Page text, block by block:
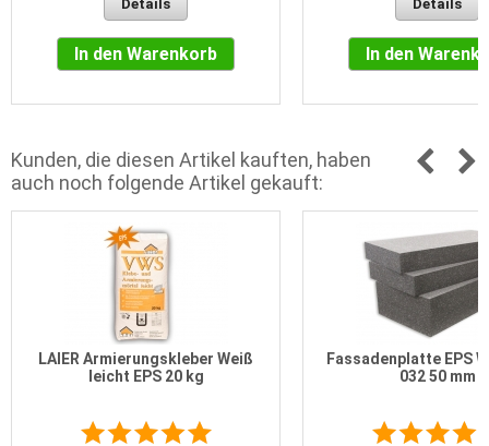
Details
In den Warenkorb
Details
In den
Kunden, die diesen Artikel kauften, haben
auch noch folgende Artikel gekauft:
LAIER Armierungskleber Weiß
leicht EPS 20 kg
Fassadenplatte EPS
032 50 mm